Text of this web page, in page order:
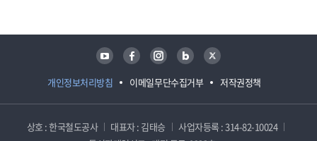
개인정보처리방침 이메일무단수집거부 저작권정책
유튜브 페이스북 인스타그램 블로그 트위터
상호 : 한국철도공사 대표자 : 김태승
사업자등록 : 314-82-10024